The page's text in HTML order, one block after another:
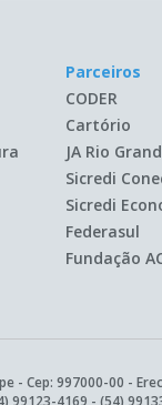
Parceiros
CODER
Cartório
JA Rio
Sicredi
Sicredi
Federasul
Fundação
- Cep: 997000-00 -
99123-4169 - (54)